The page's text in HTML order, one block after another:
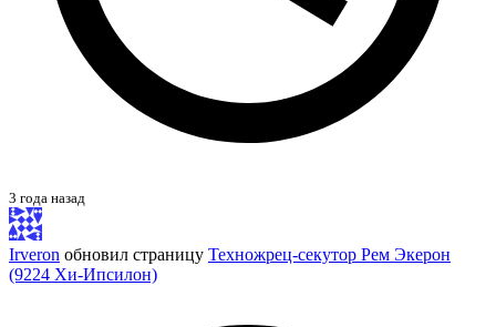
3 года назад
Irveron обновил страницу Техножрец-секутор Рем Экерон
(9224 Хи-Ипсилон)